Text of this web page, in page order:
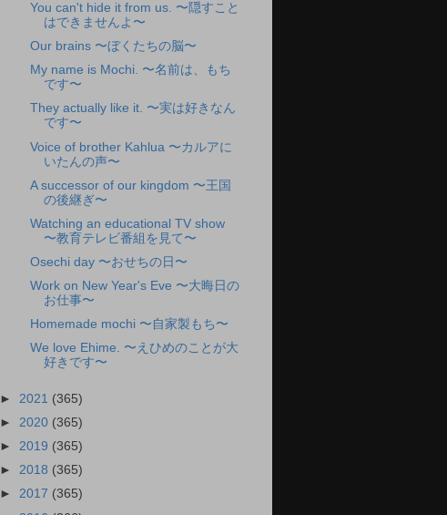
You can't hide it from us. 〜隠すこと
はできませんよ〜
Our brains 〜ぼくたちの脳〜
My name is Mochi. 〜名前は、もち
です〜
They actually like it. 〜実は好きなん
です〜
Voice of brother Kahlua 〜カルアに
いたんの声〜
A successor of our kingdom 〜王国
の後継ぎ〜
Watching an educational TV show
〜教育テレビ番組を見て〜
Osechi day 〜おせちの日〜
Work on New Year's Eve 〜大晦日の
お仕事〜
Homemade mochi 〜自家製もち〜
We love Ehime. 〜えひめのことが大
好きです〜
► 2021 (365)
► 2020 (365)
► 2019 (365)
► 2018 (365)
► 2017 (365)